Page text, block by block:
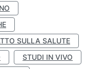
SULLA SALUTE
STUDI IN VIVO